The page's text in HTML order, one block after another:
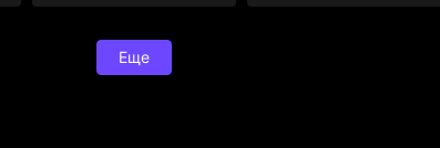
Еще